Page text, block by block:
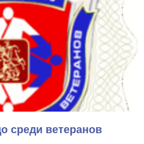
среди ветеранов